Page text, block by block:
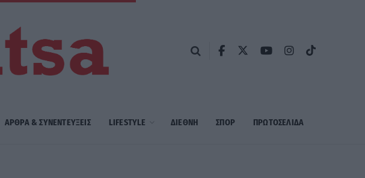
ΑΡΘΡΑ & ΣΥΝΕΝΤΕΥΞΕΙΣ LIFESTYLE ΔΙΕΘΝΗ ΣΠΟΡ ΠΡΩΤΟΣΈΛΙΔΑ